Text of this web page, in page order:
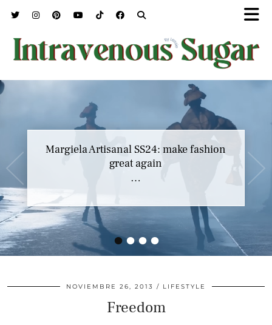
••••
Margiela Artisanal SS24: make fashion
great again
…
Marc Jacobs SS23 y el buscar confort en
nuestros héroes
…
NOVIEMBRE 26, 2013 LIFESTYLE
Freedom